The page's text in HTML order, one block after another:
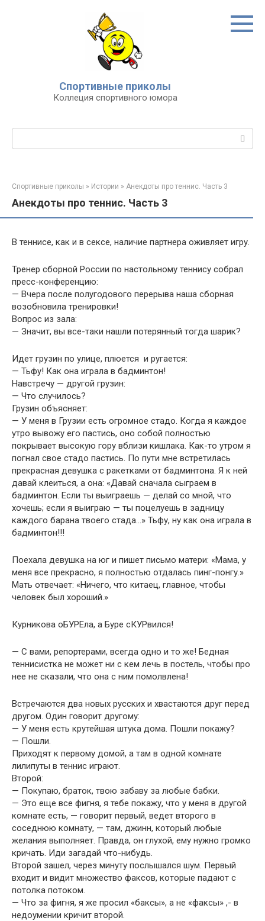
Спортивные приколы
Коллеция спортивного юмора
Спортивные приколы » Истории » Анекдоты про теннис. Часть 3
Анекдоты про теннис. Часть 3
В теннисе, как и в сексе, наличие партнера оживляет игру.
Тренер сборной России по настольному теннису собрал
пресс-конференцию:
— Вчера после полугодового перерыва наша сборная
возобновила тренировки!
Вопрос из зала:
— Значит, вы все-таки нашли потерянный тогда шарик?
Идет грузин по улице, плюется и ругается:
— Тьфу! Как она играла в бадминтон!
Навстречу — другой грузин:
— Что случилось?
Грузин объясняет:
— У меня в Грузии есть огромное стадо. Когда я каждое
утро вывожу его пастись, оно собой полностью
покрывает высокую гору вблизи кишлака. Как-то утром я
погнал свое стадо пастись. По пути мне встретилась
прекрасная девушка с ракетками от бадминтона. Я к ней
давай клеиться, а она: «Давай сначала сыграем в
бадминтон. Если ты выиграешь — делай со мной, что
хочешь; если я выиграю — ты поцелуешь в задницу
каждого барана твоего стада…» Тьфу, ну как она играла в
бадминтон!!!
Поехала девушка на юг и пишет письмо матери: «Мама, у
меня все прекрасно, я полностью отдалась пинг-понгу.»
Мать отвечает: «Ничего, что китаец, главное, чтобы
человек был хороший.»
Курникова оБУРЕла, а Буре сКУРвился!
— С вами, репортерами, всегда одно и то же! Бедная
теннисистка не может ни с кем лечь в постель, чтобы про
нее не сказали, что она с ним помолвлена!
Встречаются два новых русских и хвастаются друг перед
другом. Один говорит другому:
— У меня есть крутейшая штука дома. Пошли покажу?
— Пошли.
Приходят к первому домой, а там в одной комнате
лилипуты в теннис играют.
Второй:
— Покупаю, браток, твою забаву за любые бабки.
— Это еще все фигня, я тебе покажу, что у меня в другой
комнате есть, — говорит первый, ведет второго в
соседнюю комнату, — там, джинн, который любые
желания выполняет. Правда, он глухой, ему нужно громко
кричать. Иди загадай что-нибудь.
Второй зашел, через минуту послышался шум. Первый
входит и видит множество факсов, которые падают с
потолка потоком.
— Что за фигня, я же просил «баксы», а не «факсы» ,- в
недоумении кричит второй.